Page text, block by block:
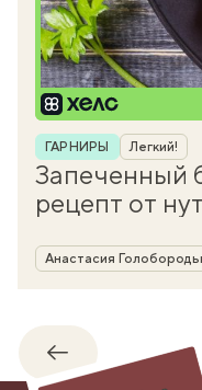
Рубрика
ГАРНИРЫ Легкий!
Запеченный
рецепт от
Автор
Анастасия
Обратно